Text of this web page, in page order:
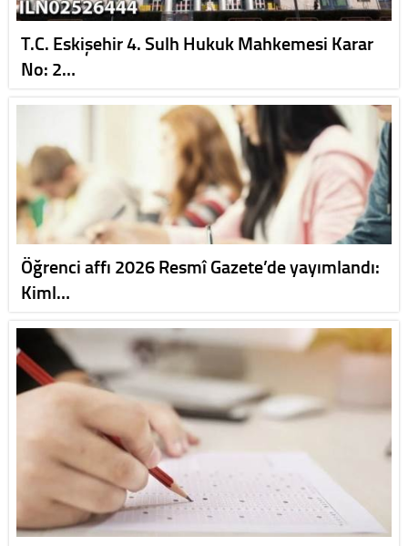
T.C. Eskişehir 4. Sulh Hukuk Mahkemesi Karar
No: 2…
Öğrenci affı 2026 Resmî Gazete’de yayımlandı:
Kiml…